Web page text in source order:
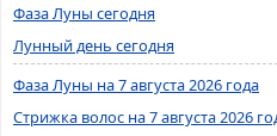
Фаза Луны сегодня
Лунный день сегодня
Фаза Луны на 7 августа 2026 года
Стрижка волос на 7 августа 2026